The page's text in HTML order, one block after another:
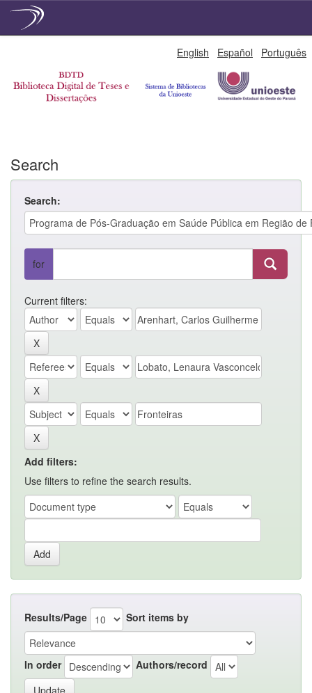
English Español Português
Search
Search:
for
Current filters:
Add filters:
Use filters to refine the search results.
Results/Page Sort items by
In order Authors/record